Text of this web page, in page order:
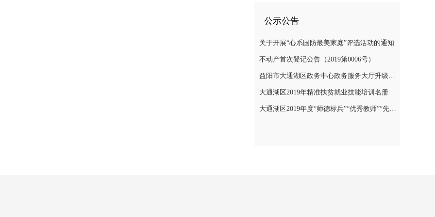
公示公告
关于开展“心系国防最美家庭”评选活动的通知
不动产首次登记公告（2019第0006号）
益阳市大通湖区政务中心政务服务大厅升级改造项目竞争性磋商邀请公告
大通湖区2019年精准扶贫就业技能培训名册
大通湖区2019年度“师德标兵”“优秀教师”“先进教育工作者”名单